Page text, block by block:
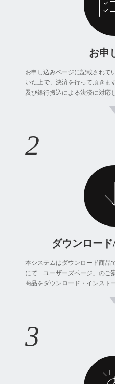
お申
お申し込みページに記載されて
いた上で、決済を行って頂きま
及び銀行振込による決済に対応
ダウンロー
本システムはダウンロード商品
にて「ユーザーズページ」のご
商品をダウンロード・インスト